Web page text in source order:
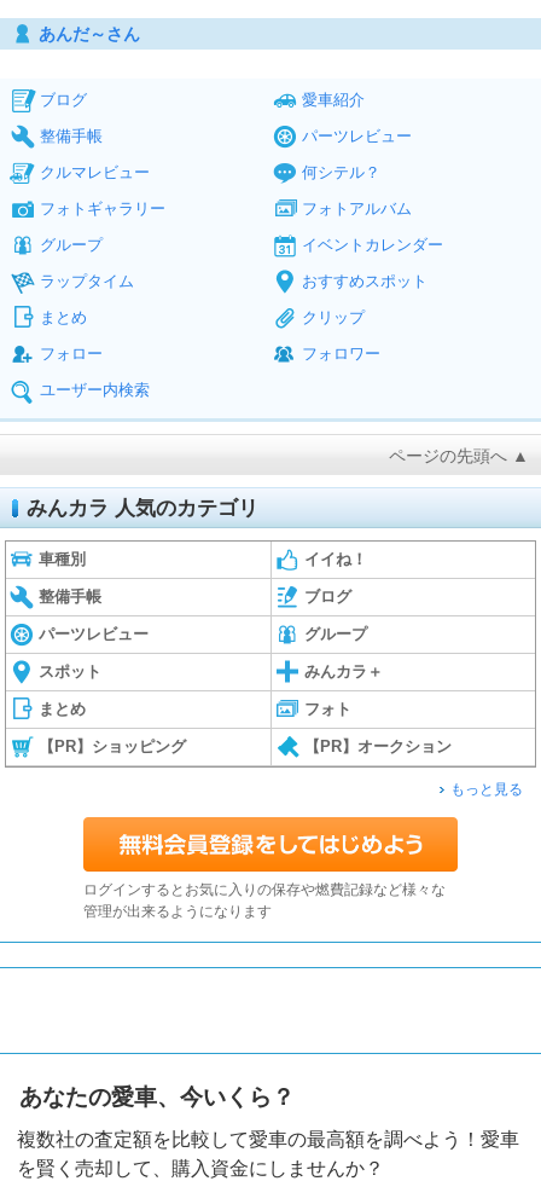
あんだ～さん
ブログ
愛車紹介
整備手帳
パーツレビュー
クルマレビュー
何シテル？
フォトギャラリー
フォトアルバム
グループ
イベントカレンダー
ラップタイム
おすすめスポット
まとめ
クリップ
フォロー
フォロワー
ユーザー内検索
ページの先頭へ ▲
みんカラ 人気のカテゴリ
車種別 イイね！
整備手帳 ブログ
パーツレビュー グループ
スポット みんカラ＋
まとめ フォト
【PR】ショッピング 【PR】オークション
もっと見る
ログインするとお気に入りの保存や燃費記録など様々な
管理が出来るようになります
あなたの愛車、今いくら？
複数社の査定額を比較して愛車の最高額を調べよう！愛車
を賢く売却して、購入資金にしませんか？